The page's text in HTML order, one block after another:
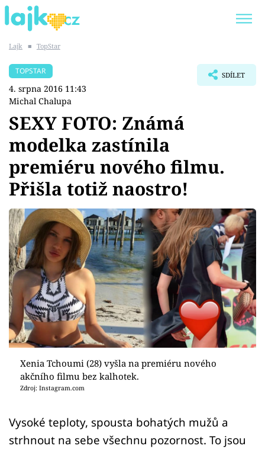
SHOPAHOLICADEL
Témata
Showbyznys
Youtubeři
Virály
Sex a vztahy
Videa
Sledujte prima+
Přihlášení
Lajk ■ TopStar
TOPSTAR
4. srpna 2016 11:43
Michal Chalupa
SDÍLET
SEXY FOTO: Známá
modelka zastínila
premiéru nového filmu.
Přišla totiž naostro!
Xenia Tchoumi (28) vyšla na premiéru nového
akčního filmu bez kalhotek.
Zdroj: Instagram.com
Vysoké teploty, spousta bohatých mužů a
strhnout na sebe všechnu pozornost. To jsou